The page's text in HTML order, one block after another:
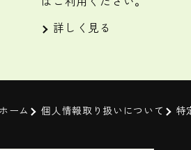
詳しく見る
ホーム 個人情報取り扱いについて 特